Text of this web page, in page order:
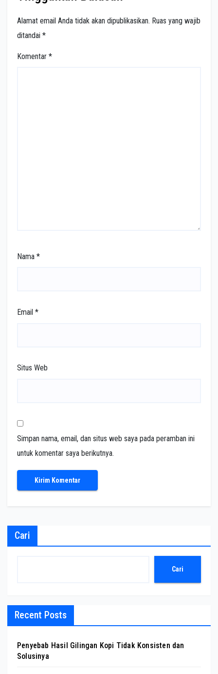
Alamat email Anda tidak akan dipublikasikan. Ruas yang wajib
ditandai *
Komentar *
Nama *
Email *
Situs Web
Simpan nama, email, dan situs web saya pada peramban ini
untuk komentar saya berikutnya.
Cari
Cari
Recent Posts
Penyebab Hasil Gilingan Kopi Tidak Konsisten dan
Solusinya